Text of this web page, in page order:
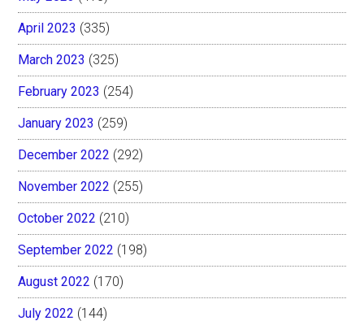
April 2023 (335)
March 2023 (325)
February 2023 (254)
January 2023 (259)
December 2022 (292)
November 2022 (255)
October 2022 (210)
September 2022 (198)
August 2022 (170)
July 2022 (144)